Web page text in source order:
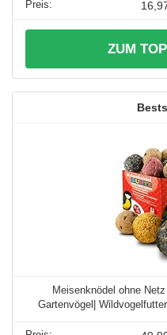
ZUM
Meisenknödel ohne
Gartenvögel|